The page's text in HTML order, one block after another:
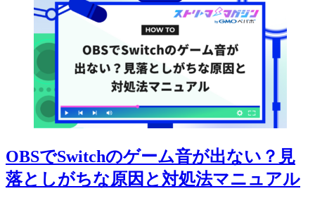
OBSでSwitchのゲーム音が出ない？見
落としがちな原因と対処法マニュアル